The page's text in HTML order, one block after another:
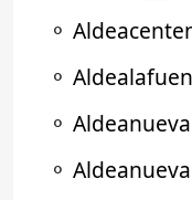
⚬
⚬
⚬
⚬